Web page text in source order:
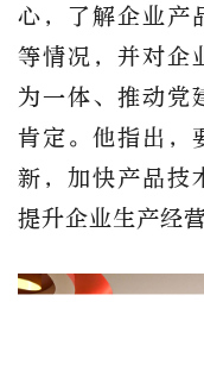
心，了解企业产
等情况，并对企
为一体、推动党
肯定。他指出，
新，加快产品技
提升企业生产经营